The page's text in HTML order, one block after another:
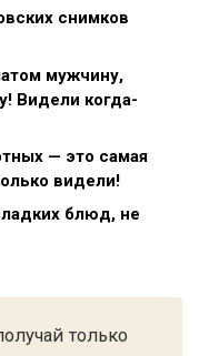
снимков
мужчину,
Видели когда-
— это самая
видели!
блюд, не
только